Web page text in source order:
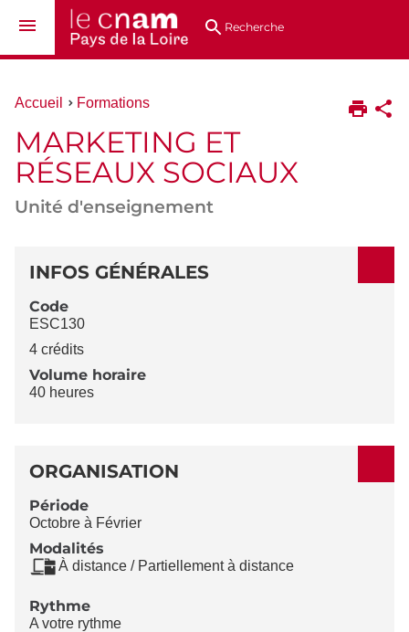
au
directsRecherche
Vous
ici :
Accueil Formations
MARKETING ET
RÉSEAUX SOCIAUX
Unité d'enseignement
DÉTAILS
INFOS GÉNÉRALES
Code
ESC130
4 crédits
Volume horaire
40 heures
ORGANISATION
Période
Octobre à Février
Modalités
À distance / Partiellement à distance
Rythme
A votre rythme